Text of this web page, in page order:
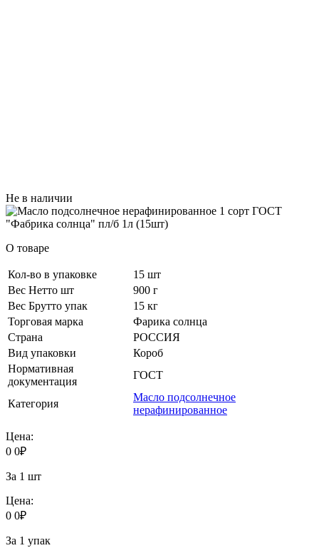
Не в наличии
О товаре
Кол-во в упаковке
15 шт
Вес Нетто шт
900 г
Вес Брутто упак
15 кг
Торговая марка
Фарика солнца
Страна
РОССИЯ
Вид упаковки
Короб
Нормативная
документация
ГОСТ
Категория
Масло подсолнечное
нерафинированное
Цена:
0 0₽
За 1 шт
Цена:
0 0₽
За 1 упак